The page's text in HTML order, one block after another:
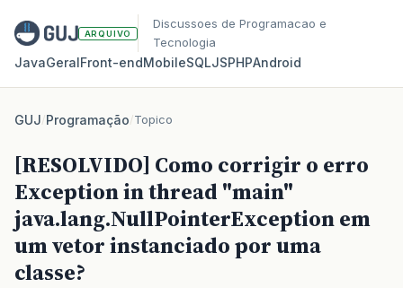
ARQUIVO
Discussoes de Programacao e
Tecnologia
JavaGeralFront‑endMobileSQLJSPHPAndroid
GUJ/Programação/Topico
[RESOLVIDO] Como corrigir o erro
Exception in thread "main"
java.lang.NullPointerException em
um vetor instanciado por uma
classe?